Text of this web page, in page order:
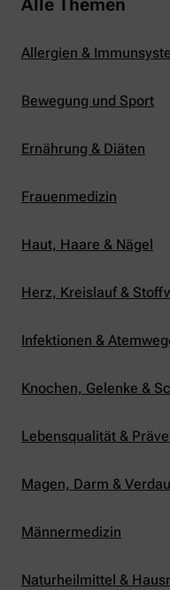
rauben, sehnen wir uns
Alle Themen
Allergien &
Bewegung und Sport
Ernährung & Diäten
Frauenmedizin
Haut, Haare & Nägel
Herz, Kreislauf &
Infektionen &
Knochen, Gelenke &
Lebensqualität &
Magen, Darm &
Männermedizin
Naturheilmittel &